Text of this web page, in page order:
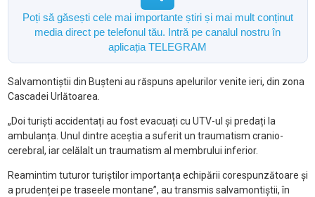
Poți să găsești cele mai importante știri și mai mult conținut
media direct pe telefonul tău. Intră pe canalul nostru în
aplicația TELEGRAM
Salvamontiștii din Bușteni au răspuns apelurilor venite ieri, din zona
Cascadei Urlătoarea.
„Doi turiști accidentați au fost evacuați cu UTV-ul și predați la
ambulanța. Unul dintre aceștia a suferit un traumatism cranio-
cerebral, iar celălalt un traumatism al membrului inferior.
Reamintim tuturor turiștilor importanța echipării corespunzătoare și
a prudenței pe traseele montane”, au transmis salvamontiștii, în